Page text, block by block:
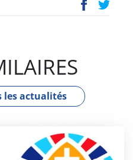
ac
wi
les actualités